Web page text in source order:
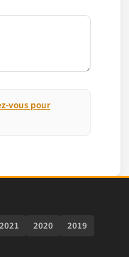
vous pour
2021 2020
2019